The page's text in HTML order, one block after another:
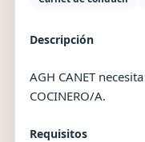
Descripción
AGH CANET
COCINERO/A.
Requisitos